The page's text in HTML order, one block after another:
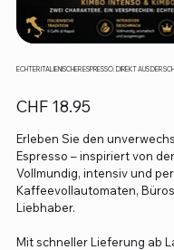
ECHTER ITALIENISCHER ESPRESSO. DIREKT AUS DER
Preis
CHF 18.95
Erleben Sie den
Espresso – inspiriert von
Vollmundig, intensiv und
Kaffeevollautomaten,
Liebhaber.
Mit schneller Lieferung ab